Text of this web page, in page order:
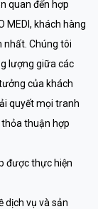
quan đến hợp
MEDI, khách hàng
nhất. Chúng tôi
lượng giữa các
của khách
quyết mọi tranh
thuận hợp
được thực hiện
dịch vụ và sản